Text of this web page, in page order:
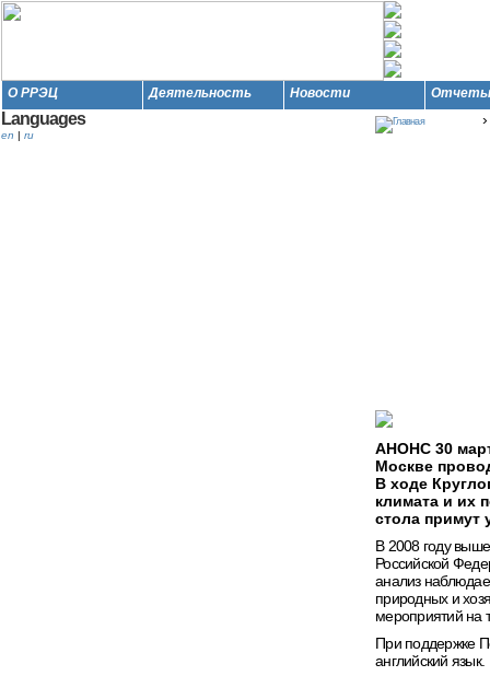
О РРЭЦ Деятельность Новости Отчеты
Languages
en | ru
›
АНОНС 30
Москве
В ходе
климата и их
стола примут
В 2008 году
Российской
анализ
природных и
мероприятий на
При поддержке
английский язык.